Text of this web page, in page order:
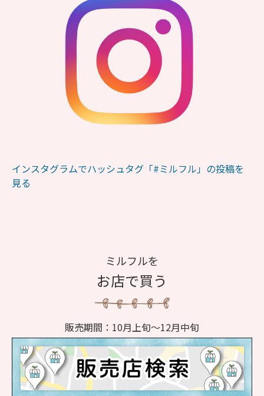
インスタグラムでハッシュタグ「#ミルフル」の投稿を
見る
ミルフルを
お店で買う
販売期間：10月上旬～12月中旬